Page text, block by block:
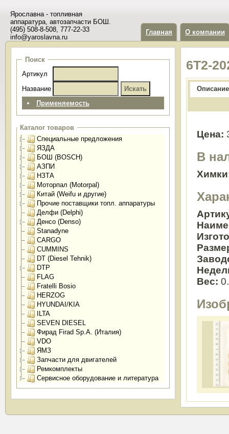
Ярославна - топливная
аппаратура, автозапчасти БОШ.
(495) 508-8-508, 777-22-33
info@yaroslavna.ru
Главная О компании
Поиск
Артикул
Название
Применяемость
Каталог товаров
Специальные предложения
ЯЗДА
БОШ (BOSCH)
АЗПИ
НЗТА
Моторпал (Motorpal)
Китай (Weifu и другие)
Прочие поставщики топл. аппаратуры
Делфи (Delphi)
Денсо (Denso)
Stanadyne
CARGO
CUMMINS
DT (Diesel Tehnik)
DTP
FLAG
Fratelli Bosio
HERZOG
HYUNDAI/KIA
ILTA
SEVEN DIESEL
Фирад Firad Sp.A. (Италия)
VDO
ЯМЗ
Запчасти для двигателей
Ремкомплекты
Сервисное оборудование и литература
6Т2-
Описание
Цена:
В
Вес: